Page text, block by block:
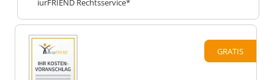
iurFRIEND Rechtsservice*
GRATIS